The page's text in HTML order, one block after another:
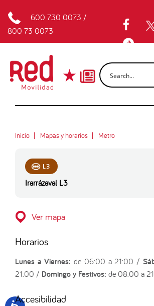
600 730 0073 /
800 73 0073
Inicio Mapas y horarios Metro
L3
Irarrázaval L3
Ver mapa
Horarios
Lunes a Viernes: de 06:00 a 21:00 /
21:00 / Domingo y Festivos: de 08:00 a
Accesibilidad